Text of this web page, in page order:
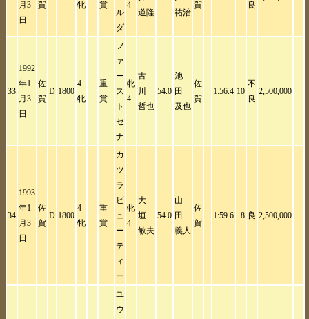
月3
日
賀
牝
賞
ル
ダ
4
道隆
祐治
賀
良
33
1992
年1
月3
日
佐
賀
D 1800
4
牝
重
賞
フ
ァ
ー
ス
ト
セ
ナ
牝
4
古
川
哲也
54.0
池
田
及也
佐
賀
1:56.4 10
不
良
2,500,000
34
1993
年1
月3
日
佐
賀
D 1800
4
牝
重
賞
カ
ツ
ラ
ビ
ュ
ー
テ
ィ
ー
牝
4
大
垣
敏夫
54.0
山
田
義人
佐
賀
1:59.6 8 良 2,500,000
ユ
ウ